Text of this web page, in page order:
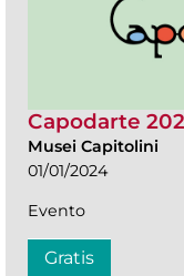
Capodarte
Musei Capitolini
01/01/2024
Evento
Gratis